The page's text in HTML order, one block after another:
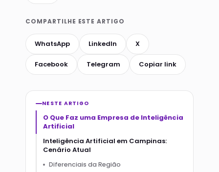
COMPARTILHE ESTE ARTIGO
WhatsApp LinkedIn X
Facebook Telegram Copiar link
NESTE ARTIGO
O Que Faz uma Empresa de Inteligência
Artificial
Inteligência Artificial em Campinas:
Cenário Atual
Diferenciais da Região